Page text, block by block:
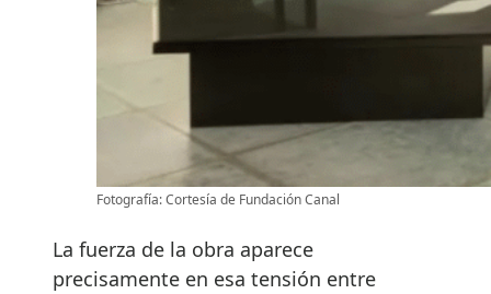
Fotografía: Cortesía de Fundación Canal
La fuerza de la obra aparece
precisamente en esa tensión entre